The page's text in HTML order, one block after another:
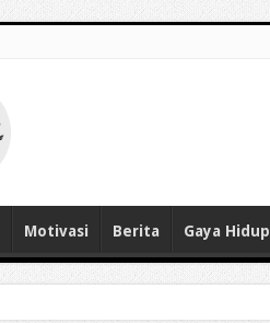
Motivasi Berita Gaya Hidup